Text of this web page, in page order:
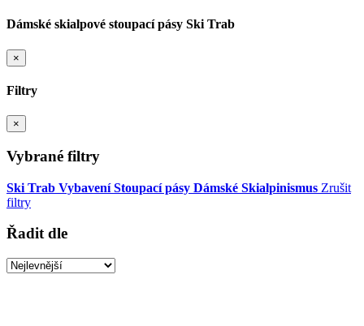
Dámské skialpové stoupací pásy Ski Trab
×
Filtry
×
Vybrané filtry
Ski Trab Vybavení Stoupací pásy Dámské Skialpinismus Zrušit
filtry
Řadit dle